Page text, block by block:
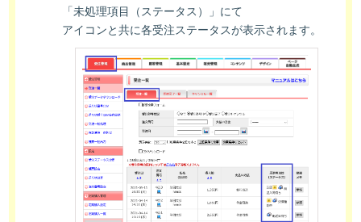
「未処理項目（ステータス）」にて
アイコンと共に各受注ステータスが表示されます。